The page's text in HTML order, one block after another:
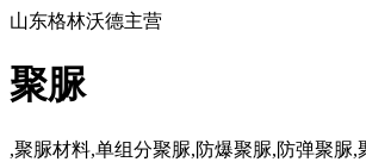
山东格林沃德主营
聚脲
,聚脲材料,单组分聚脲,防爆聚脲,防弹聚脲,